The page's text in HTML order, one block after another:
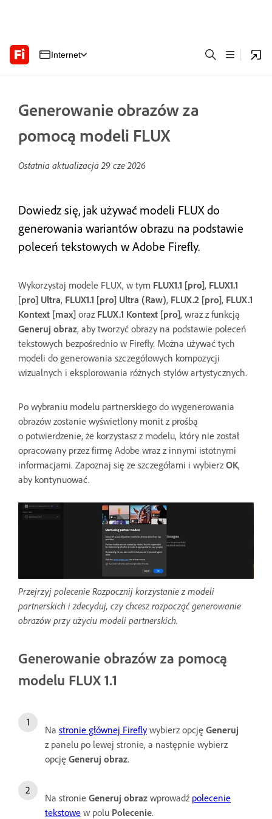
Internet
Generowanie obrazów za
pomocą modeli FLUX
Ostatnia aktualizacja29 cze 2026
Dowiedz się, jak używać modeli FLUX do
generowania wariantów obrazu na podstawie
poleceń tekstowych w Adobe Firefly.
Wykorzystaj modele FLUX, w tym FLUX1.1 [pro], FLUX1.1
[pro] Ultra, FLUX1.1 [pro] Ultra (Raw), FLUX.2 [pro], FLUX.1
Kontext [max] oraz FLUX.1 Kontext [pro], wraz z funkcją
Generuj obraz, aby tworzyć obrazy na podstawie poleceń
tekstowych bezpośrednio w Firefly. Można używać tych
modeli do generowania szczegółowych kompozycji
wizualnych i eksplorowania różnych stylów artystycznych.
Po wybraniu modelu partnerskiego do wygenerowania
obrazów zostanie wyświetlony monit z prośbą
o potwierdzenie, że korzystasz z modelu, który nie został
opracowany przez firmę Adobe wraz z innymi istotnymi
informacjami. Zapoznaj się ze szczegółami i wybierzOK,
aby kontynuować.
Przejrzyj polecenie Rozpocznij korzystanie z modeli
partnerskich i zdecyduj, czy chcesz rozpocząć generowanie
obrazów przy użyciu modeli partnerskich.
Generowanie obrazów za pomocą
modelu FLUX 1.1
Na stronie głównej Fireflywybierz opcję Generuj
z panelu po lewej stronie, a następnie wybierz
opcję Generuj obraz.
Na stronie Generuj obraz wprowadź polecenie
tekstowe w polu Polecenie.